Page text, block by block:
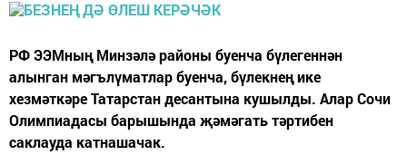
РФ ЭЭМның Минзәлә районы буенча бүлегеннән
алынган мәгълүматлар буенча, бүлекнең ике
хезмәткәре Татарстан десантына кушылды. Алар Сочи
Олимпиадасы барышында җәмәгать тәртибен
саклауда катнашачак.